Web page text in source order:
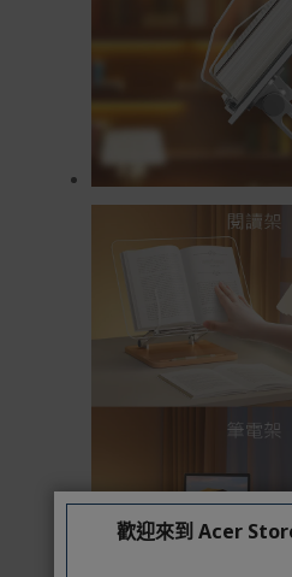
歡迎來到 Acer